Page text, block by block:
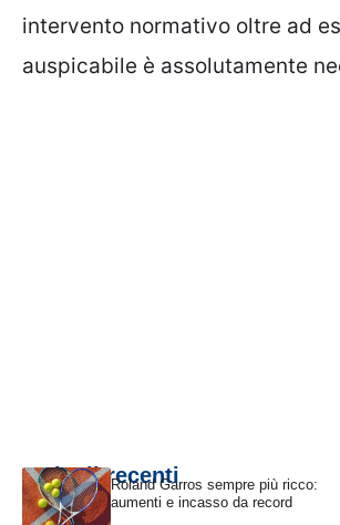
intervento normativo oltre ad
auspicabile è assolutamente
Articoli recentiRoland Garros sempre più ricco:
aumenti e incasso da record